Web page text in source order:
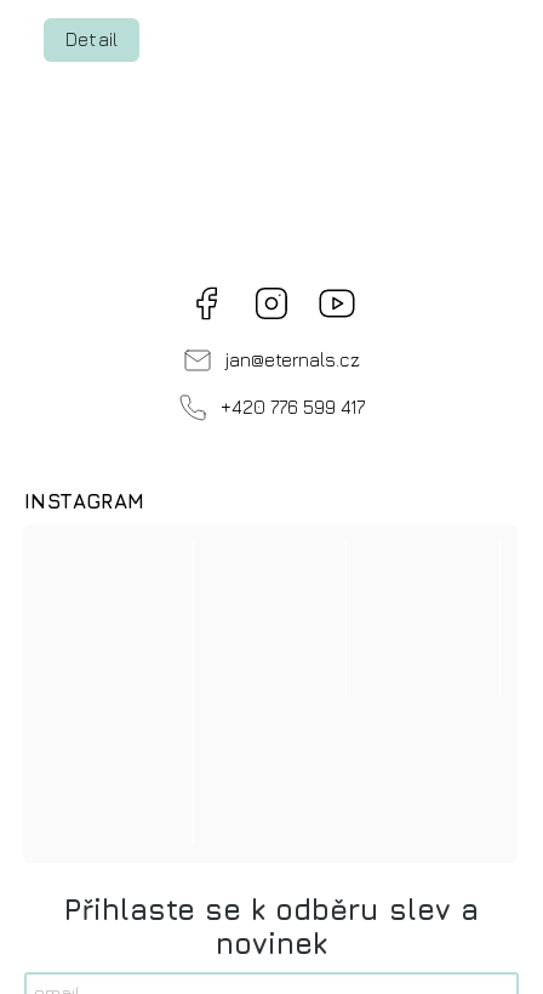
Detail
Facebook Instagram
Youtube
jan@eternals.cz
+420 776 599 417
Přihlaste se k odběru slev a
novinek
INSTAGRAM
první nákup?